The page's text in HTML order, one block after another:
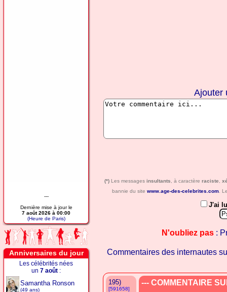
---
Dernière mise à jour le
7 août 2026 à 00:00
(Heure de Paris)
Anniversaires du jour
Les célébrités nées
un 7 août :
Samantha Ronson
(49 ans)
Ajouter
(*) Les messages insultants , à caractère raciste
bannie du site www.age-des-celebrites.com.
J'ai
N'oubliez pas :
Commentaires des internautes
195)
[591658]
--- COMMENTAIRE